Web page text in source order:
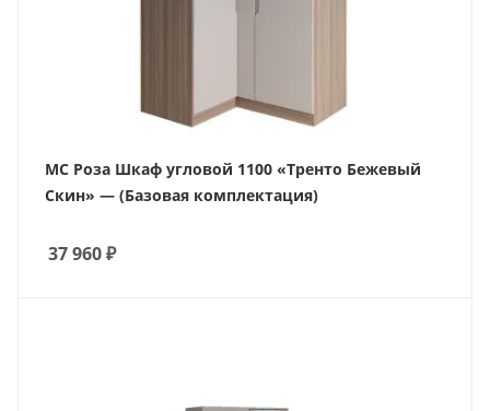
МС Роза Шкаф угловой 1100 «Тренто Бежевый
Скин» — (Базовая комплектация)
37 960₽